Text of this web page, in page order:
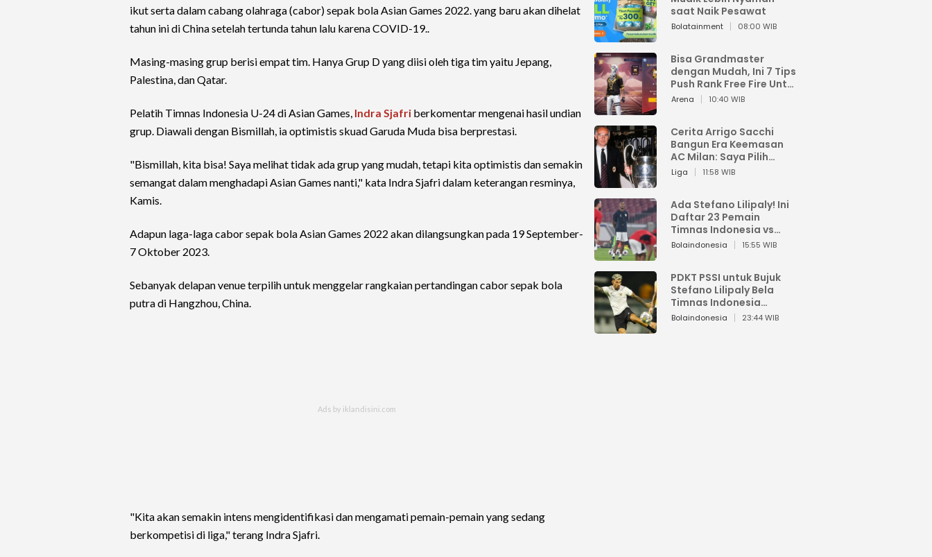
ikut serta dalam cabang olahraga (cabor) sepak bola Asian Games 2022. yang baru akan dihelat
tahun ini di China setelah tertunda tahun lalu karena COVID-19..
Masing-masing grup berisi empat tim. Hanya Grup D yang diisi oleh tiga tim yaitu Jepang,
Palestina, dan Qatar.
Pelatih Timnas Indonesia U-24 di Asian Games, Indra Sjafri berkomentar mengenai hasil undian
grup. Diawali dengan Bismillah, ia optimistis skuad Garuda Muda bisa berprestasi.
"Bismillah, kita bisa! Saya melihat tidak ada grup yang mudah, tetapi kita optimistis dan semakin
semangat dalam menghadapi Asian Games nanti," kata Indra Sjafri dalam keterangan resminya,
Kamis.
Adapun laga-laga cabor sepak bola Asian Games 2022 akan dilangsungkan pada 19 September-
7 Oktober 2023.
Sebanyak delapan venue terpilih untuk menggelar rangkaian pertandingan cabor sepak bola
putra di Hangzhou, China.
"Kita akan semakin intens mengidentifikasi dan mengamati pemain-pemain yang sedang
berkompetisi di liga," terang Indra Sjafri.
saat Naik Pesawat
Bolatainment 08:00 WIB
Bisa Grandmaster
dengan Mudah, Ini 7 Tips
Push Rank Free Fire Untuk
Pemula
Arena 10:40 WIB
Cerita Arrigo Sacchi
Bangun Era Keemasan
AC Milan: Saya Pilih
Pemain dari Isi Otaknya
Liga 11:58 WIB
Ada Stefano Lilipaly! Ini
Daftar 23 Pemain
Timnas Indonesia vs
China
Bolaindonesia 15:55 WIB
PDKT PSSI untuk Bujuk
Stefano Lilipaly Bela
Timnas Indonesia
Berakhir Berantakan
Bolaindonesia 23:44 WIB